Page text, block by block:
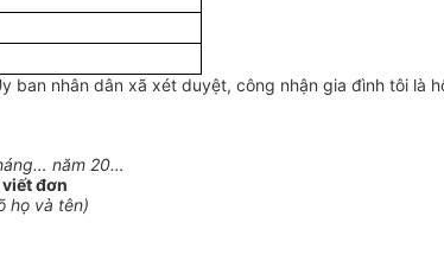
ban nhân dân xã xét duyệt, công nhận gia đình tôi là
năm 20…
đơn
họ và tên)